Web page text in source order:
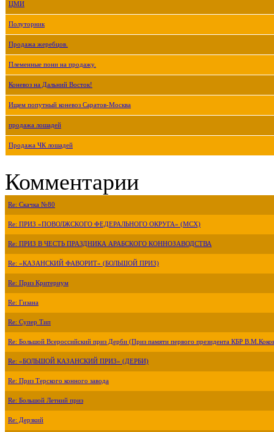
ЦМИ
Полуторник
Продажа жеребцов.
Племенные пони на продажу.
Коневоз на Дальний Восток!
Ищем попутный коневоз Саратов-Москва
продажа лошадей
Продажа ЧК лошадей
Комментарии
Re: Скачка №80
Re: ПРИЗ «ПОВОЛЖСКОГО ФЕДЕРАЛЬНОГО ОКРУГА» (МСХ)
Re: ПРИЗ В ЧЕСТЬ ПРАЗДНИКА АРАБСКОГО КОННОЗАВОДСТВА
Re: «КАЗАНСКИЙ ФАВОРИТ» (БОЛЬШОЙ ПРИЗ)
Re: Приз Критериум
Re: Гизана
Re: Супер Тип
Re: Большой Всероссийский приз Дерби (Приз памяти первого президента КБР
Re: «БОЛЬШОЙ КАЗАНСКИЙ ПРИЗ» (ДЕРБИ)
Re: Приз Терского конного завода
Re: Большой Летний приз
Re: Дерзкий